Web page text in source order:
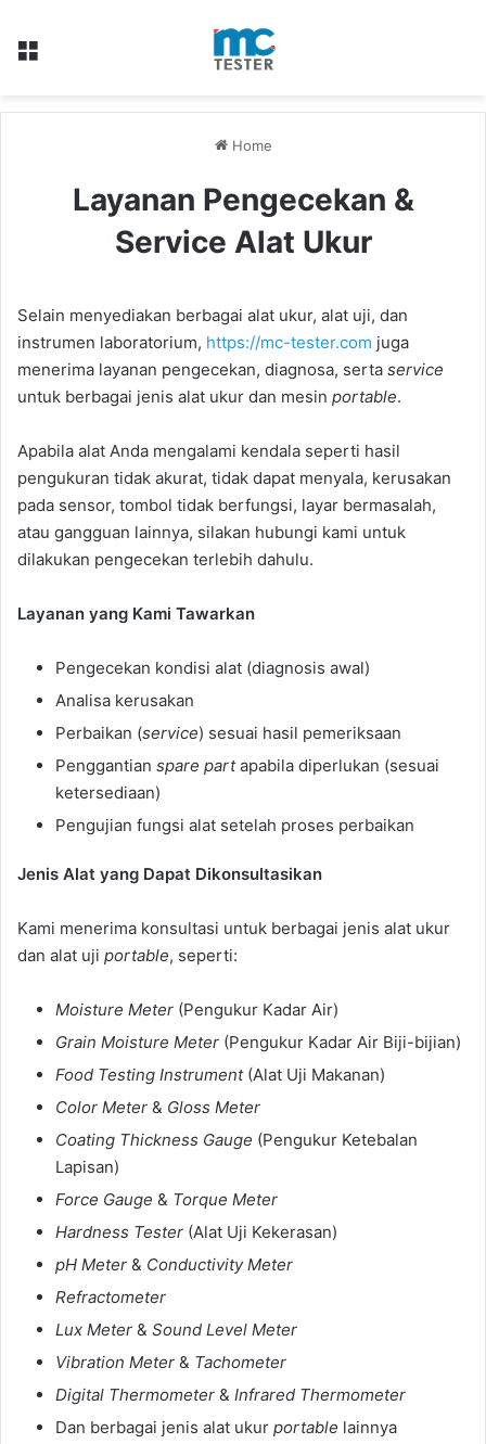
Menu
Home
Layanan Pengecekan &
Service Alat Ukur
Selain menyediakan berbagai alat ukur, alat uji, dan
instrumen laboratorium, https://mc-tester.com juga
menerima layanan pengecekan, diagnosa, serta service
untuk berbagai jenis alat ukur dan mesin portable.
Apabila alat Anda mengalami kendala seperti hasil
pengukuran tidak akurat, tidak dapat menyala, kerusakan
pada sensor, tombol tidak berfungsi, layar bermasalah,
atau gangguan lainnya, silakan hubungi kami untuk
dilakukan pengecekan terlebih dahulu.
Layanan yang Kami Tawarkan
Pengecekan kondisi alat (diagnosis awal)
Analisa kerusakan
Perbaikan (service) sesuai hasil pemeriksaan
Penggantian spare partapabila diperlukan (sesuai
ketersediaan)
Pengujian fungsi alat setelah proses perbaikan
Jenis Alat yang Dapat Dikonsultasikan
Kami menerima konsultasi untuk berbagai jenis alat ukur
dan alat uji portable, seperti:
Moisture Meter (Pengukur Kadar Air)
Grain Moisture Meter (Pengukur Kadar Air Biji-bijian)
Food Testing Instrument(Alat Uji Makanan)
Color Meter & Gloss Meter
Coating Thickness Gauge (Pengukur Ketebalan
Lapisan)
Force Gauge & Torque Meter
Hardness Tester (Alat Uji Kekerasan)
pH Meter & Conductivity Meter
Refractometer
Lux Meter & Sound Level Meter
Vibration Meter & Tachometer
Digital Thermometer & Infrared Thermometer
Dan berbagai jenis alat ukur portable lainnya